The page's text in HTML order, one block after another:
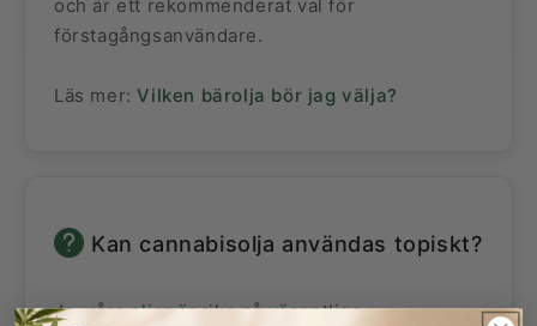
och är ett rekommenderat val för
förstagångsanvändare.
Läs mer:Vilken bärolja bör jag välja?
Kan cannabisolja användas topiskt?
Ja, våra oljor är rika på väsentliga